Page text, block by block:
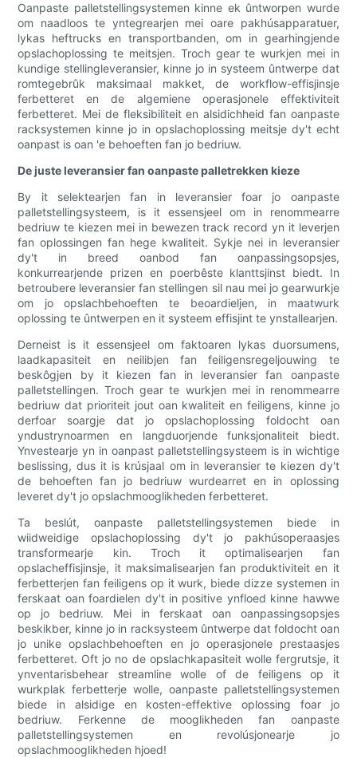
Oanpaste palletstellingsystemen kinne ek ûntworpen wurde
om naadloos te yntegrearjen mei oare pakhúsapparatuer,
lykas heftrucks en transportbanden, om in gearhingjende
opslachoplossing te meitsjen. Troch gear te wurkjen mei in
kundige stellingleveransier, kinne jo in systeem ûntwerpe dat
romtegebrûk maksimaal makket, de workflow-effisjinsje
ferbetteret en de algemiene operasjonele effektiviteit
ferbetteret. Mei de fleksibiliteit en alsidichheid fan oanpaste
racksystemen kinne jo in opslachoplossing meitsje dy't echt
oanpast is oan 'e behoeften fan jo bedriuw.
De juste leveransier fan oanpaste palletrekken kieze
By it selektearjen fan in leveransier foar jo oanpaste
palletstellingsysteem, is it essensjeel om in renommearre
bedriuw te kiezen mei in bewezen track record yn it leverjen
fan oplossingen fan hege kwaliteit. Sykje nei in leveransier
dy't in breed oanbod fan oanpassingsopsjes,
konkurrearjende prizen en poerbêste klanttsjinst biedt. In
betroubere leveransier fan stellingen sil nau mei jo gearwurkje
om jo opslachbehoeften te beoardieljen, in maatwurk
oplossing te ûntwerpen en it systeem effisjint te ynstallearjen.
Derneist is it essensjeel om faktoaren lykas duorsumens,
laadkapasiteit en neilibjen fan feiligensregeljouwing te
beskôgjen by it kiezen fan in leveransier fan oanpaste
palletstellingen. Troch gear te wurkjen mei in renommearre
bedriuw dat prioriteit jout oan kwaliteit en feiligens, kinne jo
derfoar soargje dat jo opslachoplossing foldocht oan
yndustrynoarmen en langduorjende funksjonaliteit biedt.
Ynvestearje yn in oanpast palletstellingsysteem is in wichtige
beslissing, dus it is krúsjaal om in leveransier te kiezen dy't
de behoeften fan jo bedriuw wurdearret en in oplossing
leveret dy't jo opslachmooglikheden ferbetteret.
Ta beslút, oanpaste palletstellingsystemen biede in
wiidweidige opslachoplossing dy't jo pakhúsoperaasjes
transformearje kin. Troch it optimalisearjen fan
opslacheffisjinsje, it maksimalisearjen fan produktiviteit en it
ferbetterjen fan feiligens op it wurk, biede dizze systemen in
ferskaat oan foardielen dy't in positive ynfloed kinne hawwe
op jo bedriuw. Mei in ferskaat oan oanpassingsopsjes
beskikber, kinne jo in racksysteem ûntwerpe dat foldocht oan
jo unike opslachbehoeften en jo operasjonele prestaasjes
ferbetteret. Oft jo no de opslachkapasiteit wolle fergrutsje, it
ynventarisbehear streamline wolle of de feiligens op it
wurkplak ferbetterje wolle, oanpaste palletstellingsystemen
biede in alsidige en kosten-effektive oplossing foar jo
bedriuw. Ferkenne de mooglikheden fan oanpaste
palletstellingsystemen en revolúsjonearje jo
opslachmooglikheden hjoed!